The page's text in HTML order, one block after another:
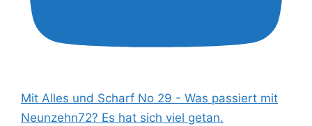
Mit Alles und Scharf No 29 - Was passiert mit
Neunzehn72? Es hat sich viel getan.